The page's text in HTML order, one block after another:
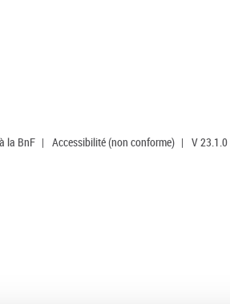
la BnF | Accessibilité (non conforme) | V 23.1.0